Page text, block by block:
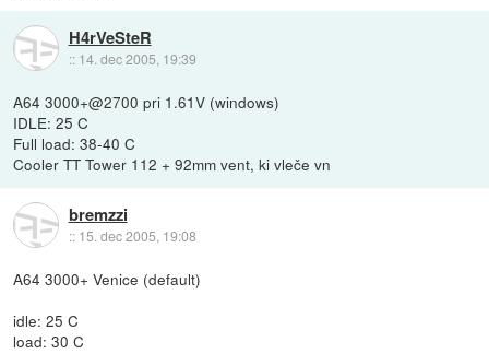
H4rVeSteR
:: 14. dec 2005, 19:39
A64 3000+@2700 pri 1.61V (windows)
IDLE: 25 C
Full load: 38-40 C
Cooler TT Tower 112 + 92mm vent, ki vleče vn
bremzzi
:: 15. dec 2005, 19:08
A64 3000+ Venice (default)
idle: 25 C
load: 30 C